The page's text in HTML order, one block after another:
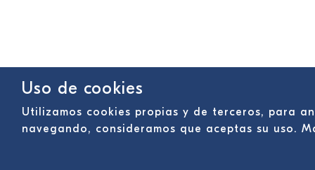
Uso de cookies
Utilizamos cookies propias y de terceros, para
navegando, consideramos que aceptas su uso.